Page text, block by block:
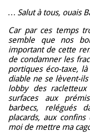
… Salut à tous, ouais
Car par ces temps
semble que nos
important de cette
de condamner les
portiques éco-taxe,
diable ne se lèvent-
lobby des
surfaces aux
barbecs, relégués
placards, aux confins
moi de mettre ma